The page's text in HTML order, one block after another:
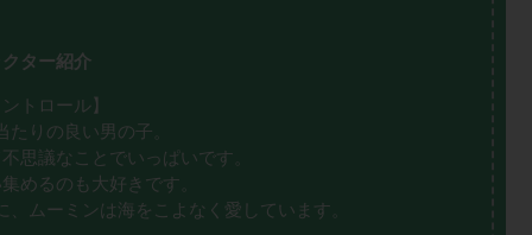
ター紹介
トロール】
たりの良い男の子。
思議なことでいっぱいです。
めるのも大好きです。
ムーミンは海をこよなく愛しています。